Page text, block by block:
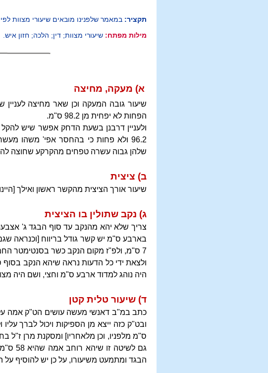
תקציר: במאמר שלפנינו מובאים שיעורי מצוות
מילות מפתח: שיעורי מצוות; דין; הלכה; חזון איש.
א) מעקה, מחיצה
שיעור גובה המעקה וכן שאר מחיצה
הפחות לא יפחית מן 98.2 ס"מ.
96.2 ולא פחות כי בהחסר אפי' משהו
שלהן גבוה עשרה טפחים מהקרקע שחוצה לה,
ב) ציצית
שיעור אורך הציצית מהקשר ראשון ואילך [היינו מלבד
ג) נקב שתולין בו הציצית
צריך שלא יהא מהנקב עד סוף הבגד ג'
בארבע ס"מ יש קשר גודל בריווח [וכנראה
7 ס"מ, ולפ"ז מקום הנקב כשר בסנטימטר החמישי השישי והשביעי.
ולצאת ידי כל הדעות נראה שיהא הנקב
היה נוהג למדוד ארבע ס"מ וחצי, ושם היה
ד) שיעור טלית קטן
ס"מ מלפניו, וכן מלאחריו] ומסקנת מרן
גם
הבגד ומתמעט משיעורו, על כן יש להוסיף על